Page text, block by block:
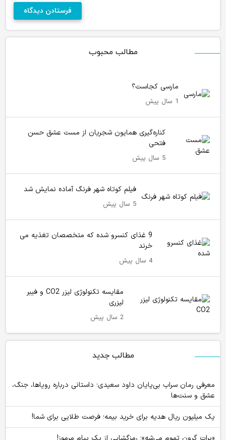
مطالب محبوب
مارسی کجاست؟
1 سال پیش
کناره‌گیری همایون شجریان از مست عشق حسن
فتحی
5 سال پیش
فیلم کوتاه شهر فرنگ آماده نمایش شد
5 سال پیش
9 غذای کنسرو شده که متخصصان تغذیه می
خرند
4 سال پیش
مقایسه تکنولوژی لیزر CO2 و فیبر
لیزری
2 سال پیش
مطالب جدید
معرفی رمان سراب بی‌پایان داود سعیدی؛ داستانی درباره رویاها، جنگ،
عشق و سنت‌ها
یک میلیون ریال هدیه برای خرید بیمه؛ فرصت طلایی برای شما!